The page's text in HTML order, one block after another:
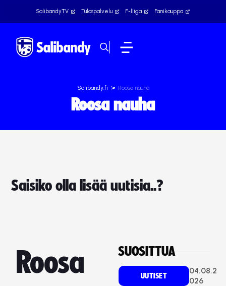
SalibandyTV Tulospalvelu F-liiga Fanikauppa
Salibandy.fi > Roosa nauha
Roosa nauha
Saisiko olla lisää uutisia..?
Roosa
SUOSITTUA
UUTISET
04.08.2
026